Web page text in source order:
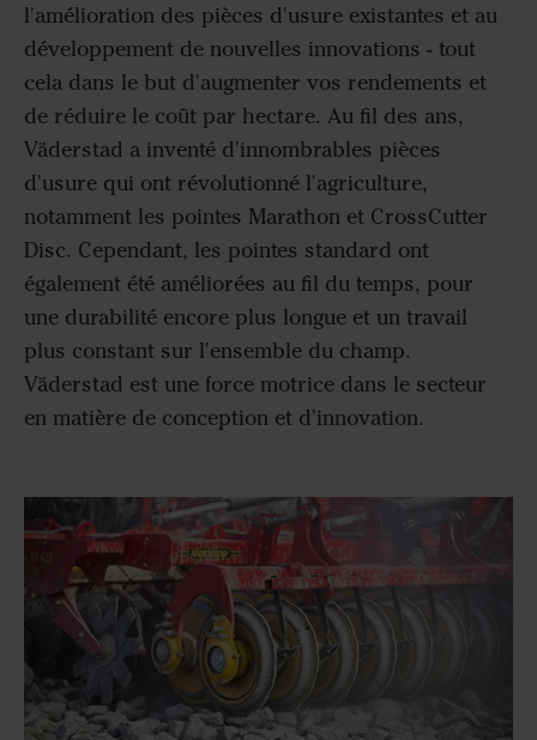
l'amélioration des pièces d'usure existantes et au
développement de nouvelles innovations - tout
cela dans le but d'augmenter vos rendements et
de réduire le coût par hectare. Au fil des ans,
Väderstad a inventé d'innombrables pièces
d'usure qui ont révolutionné l'agriculture,
notamment les pointes Marathon et CrossCutter
Disc. Cependant, les pointes standard ont
également été améliorées au fil du temps, pour
une durabilité encore plus longue et un travail
plus constant sur l'ensemble du champ.
Väderstad est une force motrice dans le secteur
en matière de conception et d'innovation.